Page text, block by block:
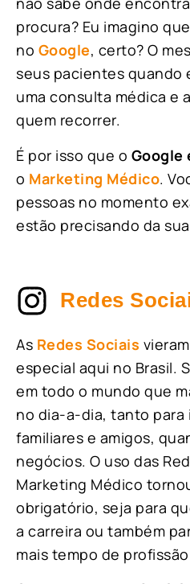
procura? Eu imagino
no Google, certo? O
seus pacientes quando
uma consulta médica e
quem recorrer.
É por isso que o Google
o Marketing Médico.
pessoas no momento
estão precisando da
Redes
As Redes Sociais
especial aqui no Brasil.
em todo o mundo que
no dia-a-dia, tanto para
familiares e amigos,
negócios. O uso das
Marketing Médico
obrigatório, seja para
a carreira ou também
mais tempo de